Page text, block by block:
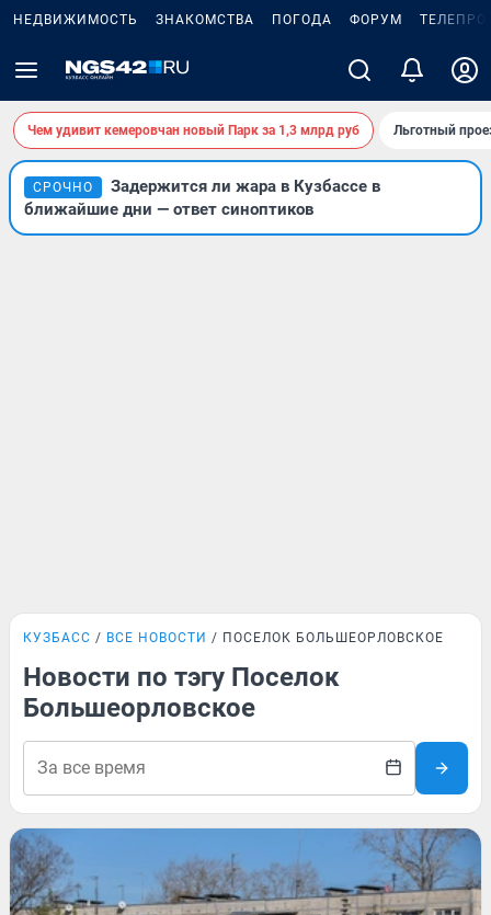
НЕДВИЖИМОСТЬ ЗНАКОМСТВА ПОГОДА ФОРУМ
Чем удивит кемеровчан новый Парк за 1,3 млрд руб Льготный
СРОЧНО
Задержится ли жара в Кузбассе в
ближайшие дни — ответ синоптиков
КУЗБАСС ВСЕ НОВОСТИ ПОСЕЛОК БОЛЬШЕОРЛОВСКОЕ
Новости по тэгу Поселок
Большеорловское